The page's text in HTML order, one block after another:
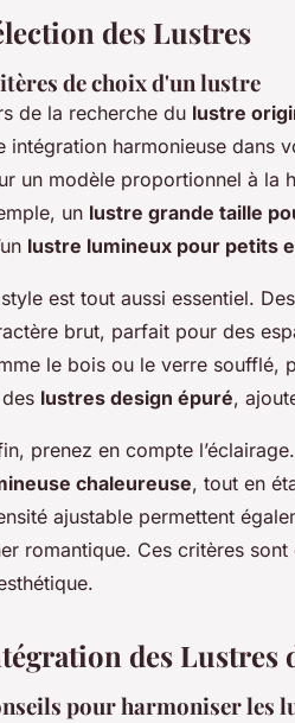
des Lustres
de choix d'un lustre
de la recherche du lustre
intégration harmonieuse dans
un modèle proportionnel à la
un lustre grande taille
lustre lumineux pour petits
est tout aussi essentiel.
brut, parfait pour des
le bois ou le verre soufflé,
lustres design épuré,
prenez en compte
chaleureuse, tout en
ajustable permettent
romantique. Ces critères
des Lustres
pour harmoniser les